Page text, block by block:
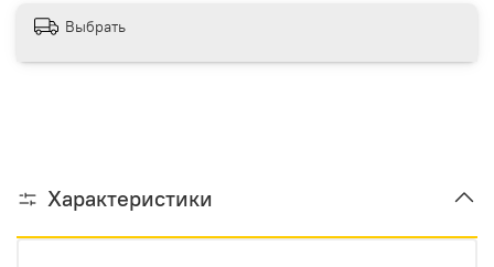
Выбрать
Характеристики